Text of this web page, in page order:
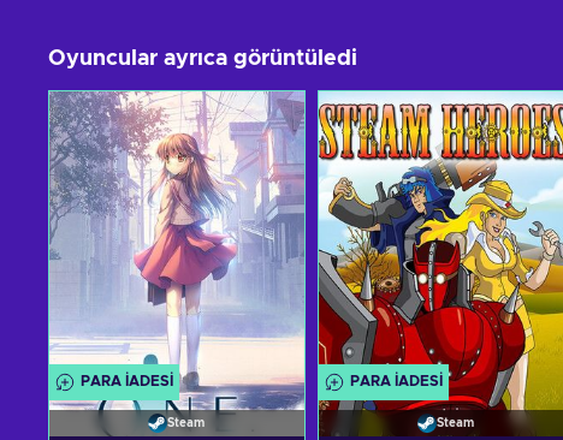
Oyuncular ayrıca görüntüledi
PARA IADESI
Steam
PARA IADESI
Steam